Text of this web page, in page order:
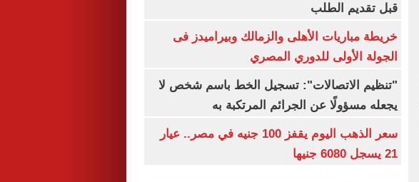
قبل تقديم الطلب
خريطة مباريات الأهلى والزمالك وبيراميدز فى
الجولة الأولى للدوري المصري
"تنظيم الاتصالات": تسجيل الخط باسم شخص لا
يجعله مسؤولًا عن الجرائم المرتكبة به
سعر الذهب اليوم يقفز 100 جنيه في مصر.. عيار
21 يسجل 6080 جنيها